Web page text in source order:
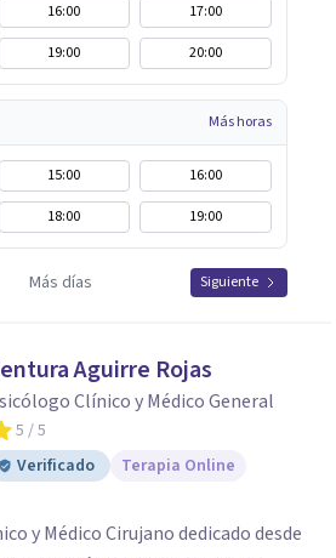
16:00
17:00
19:00 20:00
Más horas
15:00
16:00
18:00 19:00
Más días Siguiente
Aguirre Rojas
Clínico y Médico General
5 / 5
Verificado
Terapia Online
y Médico Cirujano dedicado desde